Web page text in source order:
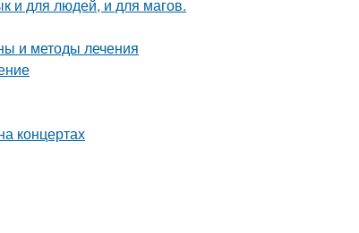
и для людей, и для магов.
и методы лечения
концертах